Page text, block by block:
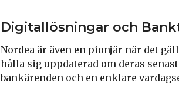
Digitallösningar och
Nordea är även en pionjär när det
hålla sig uppdaterad om deras
bankärenden och en enklare